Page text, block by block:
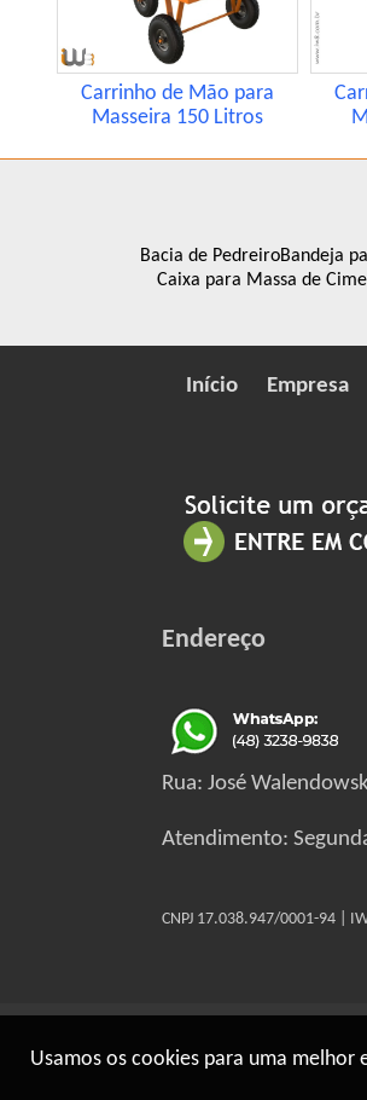
Usamos os cookies para uma
Carrinho de Mão para
Masseira 150 Litros
Bacia de PedreiroBandeja
Caixa para Massa de
Início Empresa
Endereço
Rua: José
Atendimento:
CNPJ 17.038.947/0001-94 |